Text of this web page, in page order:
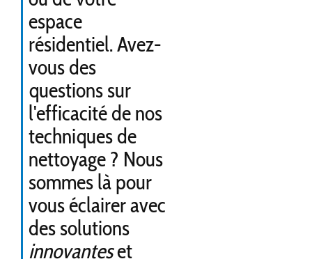
espace
résidentiel. Avez-
vous des
questions sur
l'efficacité de nos
techniques de
nettoyage ? Nous
sommes là pour
vous éclairer avec
des solutions
innovanteset